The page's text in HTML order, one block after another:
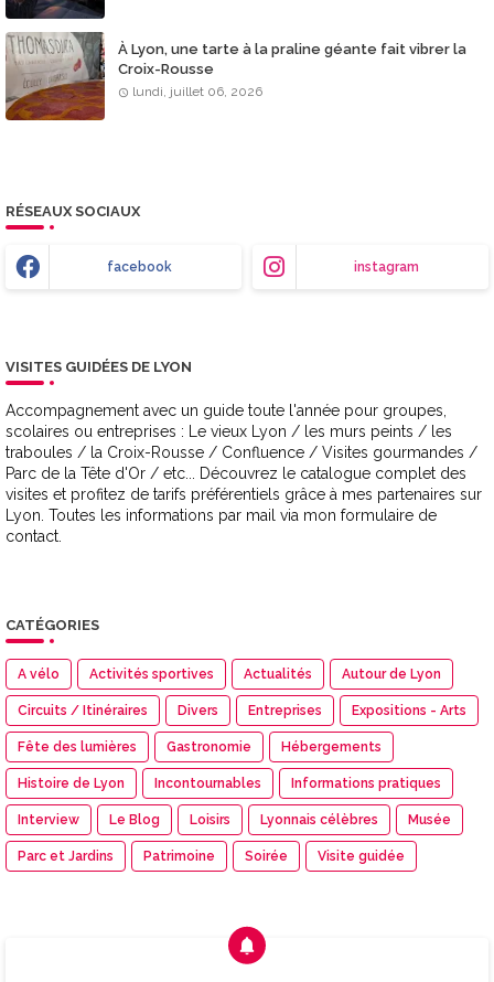
À Lyon, une tarte à la praline géante fait vibrer la
Croix-Rousse
lundi, juillet 06, 2026
RÉSEAUX SOCIAUX
facebook instagram
VISITES GUIDÉES DE LYON
Accompagnement avec un guide toute l'année pour groupes,
scolaires ou entreprises : Le vieux Lyon / les murs peints / les
traboules / la Croix-Rousse / Confluence / Visites gourmandes /
Parc de la Tête d'Or / etc... Découvrez le catalogue complet des
visites et profitez de tarifs préférentiels grâce à mes partenaires sur
Lyon. Toutes les informations par mail via mon formulaire de
contact.
CATÉGORIES
A vélo Activités sportives Actualités Autour de Lyon
Circuits / Itinéraires Divers Entreprises Expositions - Arts
Fête des lumières Gastronomie Hébergements
Histoire de Lyon Incontournables Informations pratiques
Interview Le Blog Loisirs Lyonnais célèbres Musée
Parc et Jardins Patrimoine Soirée Visite guidée